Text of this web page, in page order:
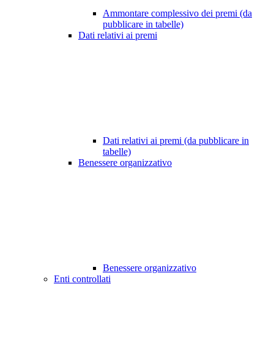
Ammontare complessivo dei premi (da
pubblicare in tabelle)
Dati relativi ai premi
Dati relativi ai premi (da pubblicare in
tabelle)
Benessere organizzativo
Benessere organizzativo
Enti controllati